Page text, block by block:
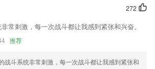
什么?
小部件的算法，推荐更准更全。
与医生建立沟通
272
常刺激，每一次战斗都让我感到紧张和兴奋。
推荐
战斗系统非常刺激，每一次战斗都让我感到紧张和